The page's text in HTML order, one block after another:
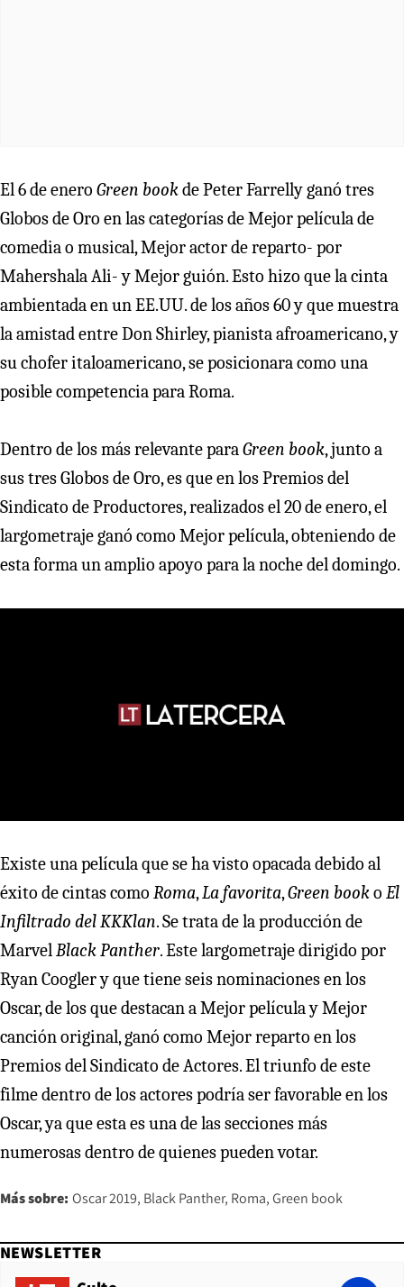
El 6 de enero Green bookde Peter Farrelly ganó tres
Globos de Oro en las categorías de Mejor película de
comedia o musical, Mejor actor de reparto- por
Mahershala Ali- y Mejor guión. Esto hizo que la cinta
ambientada en un EE.UU. de los años 60 y que muestra
la amistad entre Don Shirley, pianista afroamericano, y
su chofer italoamericano, se posicionara como una
posible competencia para Roma.
Dentro de los más relevante paraGreen book, junto a
sus tres Globos de Oro, es que en los Premios del
Sindicato de Productores, realizados el 20 de enero, el
largometraje ganó como Mejor película, obteniendo de
esta forma un amplio apoyo para la noche del domingo.
Existe una película que se ha visto opacada debido al
éxito de cintas como Roma, La favorita,Green booko El
Infiltrado del KKKlan. Se trata de la producción de
Marvel Black Panther. Este largometraje dirigido por
Ryan Coogler y que tiene seis nominaciones en los
Oscar, de los que destacan a Mejor película y Mejor
canción original, ganó como Mejor reparto en los
Premios del Sindicato de Actores. El triunfo de este
filme dentro de los actores podría ser favorable en los
Oscar, ya que esta es una de las secciones más
numerosas dentro de quienes pueden votar.
Más sobre: Oscar 2019 Black Panther Roma Green book
NEWSLETTER